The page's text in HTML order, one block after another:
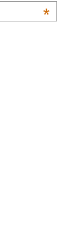
*